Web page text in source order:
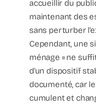
accueillir du
maintenant des
sans perturber
Cependant, une
ménage » ne
d'un dispositif
documenté, car
cumulent et